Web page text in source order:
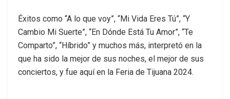
Éxitos como “A lo que voy”, “Mi Vida Eres Tú”, “Y
Cambio Mi Suerte”, “En Dónde Está Tu Amor”, “Te
Comparto”, “Híbrido” y muchos más, interpretó en la
que ha sido la mejor de sus noches, el mejor de sus
conciertos, y fue aquí en la Feria de Tijuana 2024.